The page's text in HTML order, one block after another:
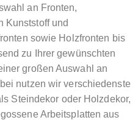
an Fronten,
Kunststoff und
sowie Holzfronten bis
zu Ihrer gewünschten
großen Auswahl an
nutzen wir verschiedenste
Steindekor oder Holzdekor,
Arbeitsplatten aus